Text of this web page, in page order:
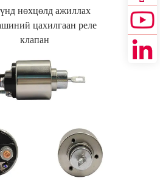
нөхцөлд ажиллах
цахилгаан реле
клапан